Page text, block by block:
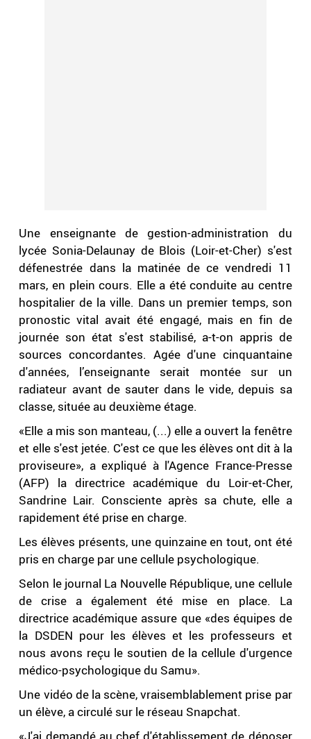
Une enseignante de gestion-administration du
lycée Sonia-Delaunay de Blois (Loir-et-Cher) s'est
défenestrée dans la matinée de ce vendredi 11
mars, en plein cours. Elle a été conduite au centre
hospitalier de la ville. Dans un premier temps, son
pronostic vital avait été engagé, mais en fin de
journée son état s'est stabilisé, a-t-on appris de
sources concordantes. Agée d'une cinquantaine
d'années, l’enseignante serait montée sur un
radiateur avant de sauter dans le vide, depuis sa
classe, située au deuxième étage.
«Elle a mis son manteau, (...) elle a ouvert la fenêtre
et elle s'est jetée. C'est ce que les élèves ont dit à la
proviseure», a expliqué à l'Agence France-Presse
(AFP) la directrice académique du Loir-et-Cher,
Sandrine Lair. Consciente après sa chute, elle a
rapidement été prise en charge.
Les élèves présents, une quinzaine en tout, ont été
pris en charge par une cellule psychologique.
Selon le journal La Nouvelle République, une cellule
de crise a également été mise en place. La
directrice académique assure que «des équipes de
la DSDEN pour les élèves et les professeurs et
nous avons reçu le soutien de la cellule d'urgence
médico-psychologique du Samu».
Une vidéo de la scène, vraisemblablement prise par
un élève, a circulé sur le réseau Snapchat.